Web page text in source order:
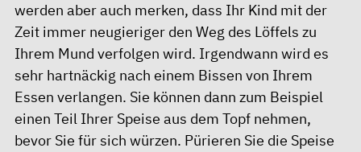
werden aber auch merken, dass Ihr Kind mit der
Zeit immer neugieriger den Weg des Löffels zu
Ihrem Mund verfolgen wird. Irgendwann wird es
sehr hartnäckig nach einem Bissen von Ihrem
Essen verlangen. Sie können dann zum Beispiel
einen Teil Ihrer Speise aus dem Topf nehmen,
bevor Sie für sich würzen. Pürieren Sie die Speise